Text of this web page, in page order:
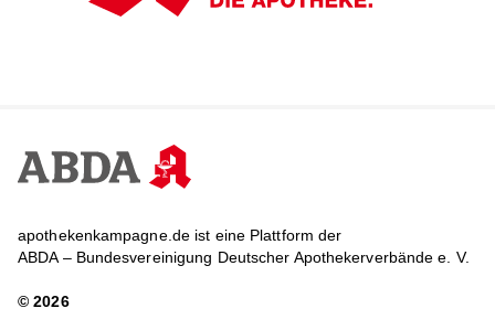
apothekenkampagne.de ist eine Plattform der
ABDA – Bundesvereinigung Deutscher Apothekerverbände e. V.
© 2026